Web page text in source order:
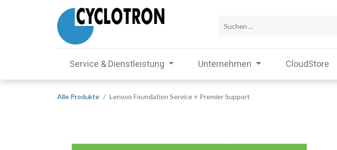
Service & Dienstleistung Unternehmen CloudStore
Alle Produkte Lenovo Foundation Service + Premier Support